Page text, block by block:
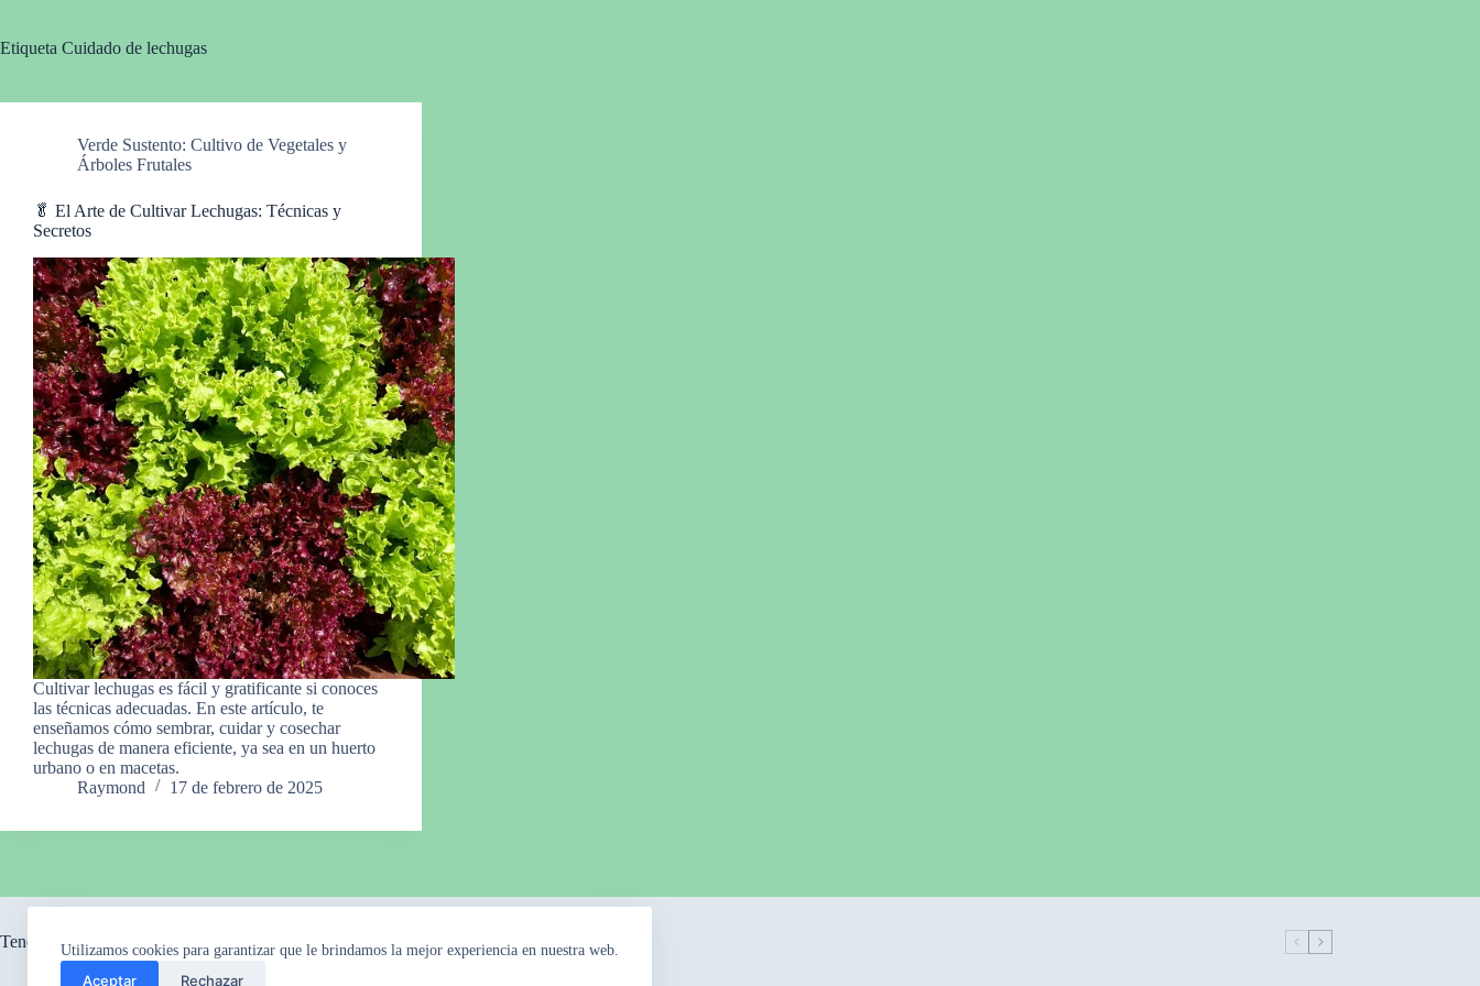
Utilizamos cookies para garantizar que le brindamos la mejor experiencia en nuestra web.
Aceptar Rechazar
Etiqueta Cuidado de lechugas
Verde Sustento: Cultivo de Vegetales y
Árboles Frutales
🥬 El Arte de Cultivar Lechugas: Técnicas y
Secretos
Cultivar lechugas es fácil y gratificante si conoces
las técnicas adecuadas. En este artículo, te
enseñamos cómo sembrar, cuidar y cosechar
lechugas de manera eficiente, ya sea en un huerto
urbano o en macetas.
Raymond
17 de febrero de 2025
Tendencia ahora